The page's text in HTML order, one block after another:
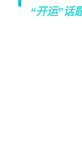
“开运”话